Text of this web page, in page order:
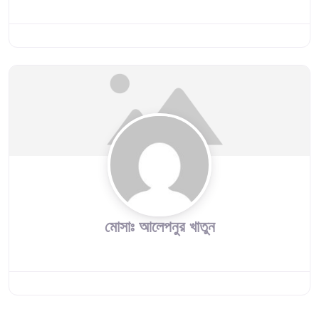
মোসাঃ আলেপনুর খাতুন